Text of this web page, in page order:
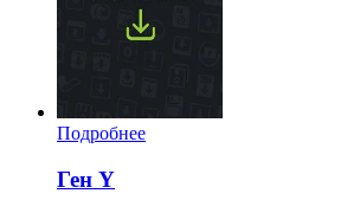
Подробнее
Ген Y